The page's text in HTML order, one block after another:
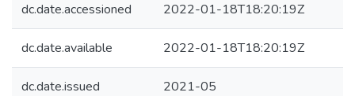
dc.date.accessioned 2022-01-18T18:20:19Z
dc.date.available 2022-01-18T18:20:19Z
dc.date.issued 2021-05